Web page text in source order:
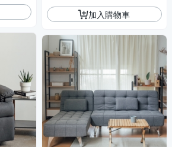
加入購物車